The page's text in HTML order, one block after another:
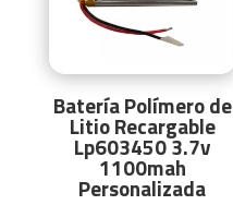
Batería Polímero de
Litio Recargable
Lp603450 3.7v
1100mah
Personalizada